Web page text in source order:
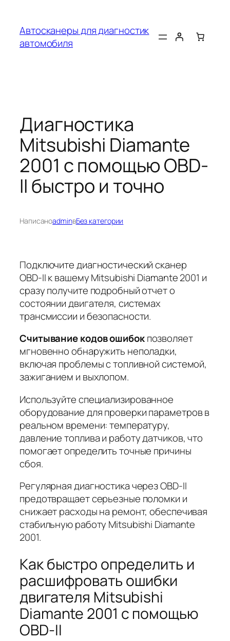
содержимому
Автосканеры для диагностик
автомобиля
Диагностика
Mitsubishi Diamante
2001 с помощью OBD-
II быстро и точно
НаписаноadminвБез категории
Подключите диагностический сканер
OBD-II к вашему Mitsubishi Diamante 2001 и
сразу получите подробный отчет о
состоянии двигателя, системах
трансмиссии и безопасности.
Считывание кодов ошибокпозволяет
мгновенно обнаружить неполадки,
включая проблемы с топливной системой,
зажиганием и выхлопом.
Используйтеспециализированное
оборудованиедля проверки параметров в
реальном времени: температуру,
давление топлива и работу датчиков, что
помогает определить точные причины
сбоя.
Регулярная диагностика через OBD-II
предотвращает серьезные поломки и
снижает расходы на ремонт, обеспечивая
стабильную работу Mitsubishi Diamante
2001.
Как быстро определить и
расшифровать ошибки
двигателя Mitsubishi
Diamante 2001 с помощью
OBD-II